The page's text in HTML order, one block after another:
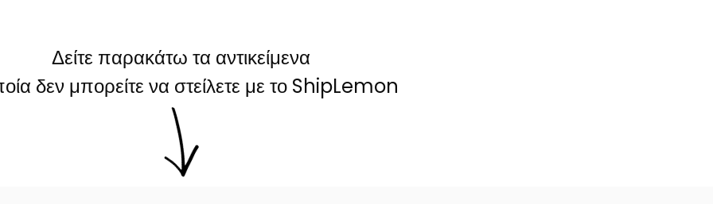
Δείτε παρακάτω τα αντικείμενα
δεν μπορείτε να στείλετε με το ShipLemon